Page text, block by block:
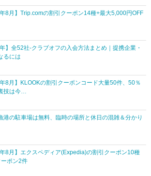
年8月】Trip.comの割引クーポン14種+最大5,000円OFF
年】全52社-クラブオフの入会方法まとめ｜提携企業・
るには
年8月】KLOOKの割引クーポンコード大量50件、50％
技は今…
港の駐車場は無料、臨時の場所と休日の混雑＆分かり
年8月】エクスペディア(Expedia)の割引クーポン10種
ポン2件